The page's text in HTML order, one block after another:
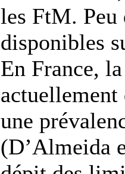
les FtM. Peu
disponibles
En France,
une
(D’Almeida